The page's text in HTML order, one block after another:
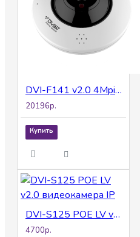
DVI-F141 v2.0 4Mpix 1.05mm видеокамера IP
20196р.
Купить
DVI-S125 POE LV v2.0 видеокамера IP
4700р.